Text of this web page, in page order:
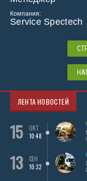
Компания:
Service Spectech
ЛЕНТА НОВОСТЕЙ
15
ОКТ
10:48
13
СЕН
10:32